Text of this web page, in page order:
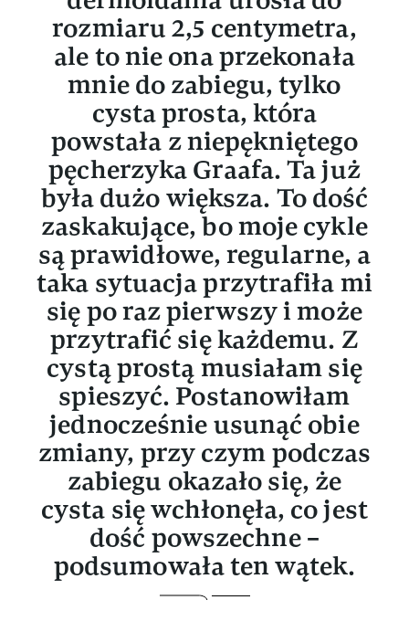
rozmiaru 2,5 centymetra,
ale to nie ona przekonała
mnie do zabiegu, tylko
cysta prosta, która
powstała z niepękniętego
pęcherzyka Graafa. Ta już
była dużo większa. To dość
zaskakujące, bo moje cykle
są prawidłowe, regularne, a
taka sytuacja przytrafiła mi
się po raz pierwszy i może
przytrafić się każdemu. Z
cystą prostą musiałam się
spieszyć. Postanowiłam
jednocześnie usunąć obie
zmiany, przy czym podczas
zabiegu okazało się, że
cysta się wchłonęła, co jest
dość powszechne –
podsumowała ten wątek.